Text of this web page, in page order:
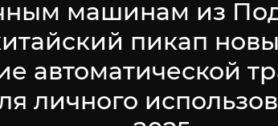
машинам из
пикап
автоматической
личного